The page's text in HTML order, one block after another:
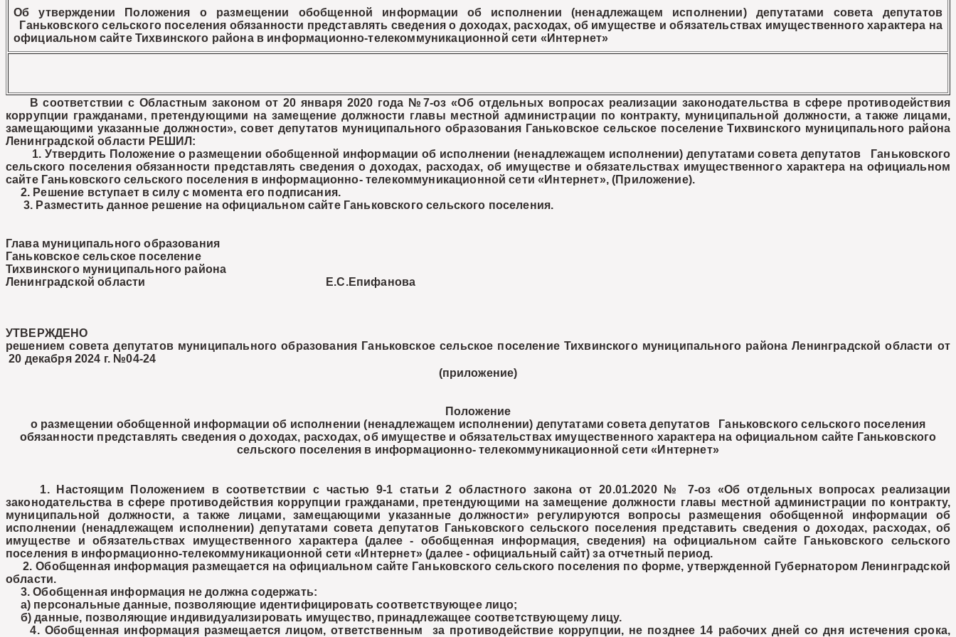
Об утверждении Положения о размещении обобщенной информации об исполнении (ненадлежащем исполнении) депутатами совета депутатов
Ганьковского сельского поселения обязанности представлять сведения о доходах, расходах, об имуществе и обязательствах имущественного характера на
официальном сайте Тихвинского района в информационно-телекоммуникационной сети «Интернет»
В соответствии с Областным законом от 20 января 2020 года №7-оз «Об отдельных вопросах реализации законодательства в сфере противодействия
коррупции гражданами, претендующими на замещение должности главы местной администрации по контракту, муниципальной должности, а также лицами,
замещающими указанные должности», совет депутатов муниципального образования Ганьковское сельское поселение Тихвинского муниципального района
Ленинградской области РЕШИЛ:
1. Утвердить Положение о размещении обобщенной информации об исполнении (ненадлежащем исполнении) депутатами совета депутатов Ганьковского
сельского поселения обязанности представлять сведения о доходах, расходах, об имуществе и обязательствах имущественного характера на официальном
сайте Ганьковского сельского поселения в информационно- телекоммуникационной сети «Интернет», (Приложение).
2. Решение вступает в силу с момента его подписания.
3. Разместить данное решение на официальном сайте Ганьковского сельского поселения.
Глава муниципального образования
Ганьковское сельское поселение
Тихвинского муниципального района
Ленинградской области Е.С.Епифанова
УТВЕРЖДЕНО
решением совета депутатов муниципального образования Ганьковское сельское поселение Тихвинского муниципального района Ленинградской области от
20 декабря 2024 г. №04-24
(приложение)
Положение
о размещении обобщенной информации об исполнении (ненадлежащем исполнении) депутатами совета депутатов Ганьковского сельского поселения
обязанности представлять сведения о доходах, расходах, об имуществе и обязательствах имущественного характера на официальном сайте Ганьковского
сельского поселения в информационно- телекоммуникационной сети «Интернет»
1. Настоящим Положением в соответствии с частью 9-1 статьи 2 областного закона от 20.01.2020 № 7-оз «Об отдельных вопросах реализации
законодательства в сфере противодействия коррупции гражданами, претендующими на замещение должности главы местной администрации по контракту,
муниципальной должности, а также лицами, замещающими указанные должности» регулируются вопросы размещения обобщенной информации об
исполнении (ненадлежащем исполнении) депутатами совета депутатов Ганьковского сельского поселения представить сведения о доходах, расходах, об
имуществе и обязательствах имущественного характера (далее - обобщенная информация, сведения) на официальном сайте Ганьковского сельского
поселения в информационно-телекоммуникационной сети «Интернет» (далее - официальный сайт) за отчетный период.
2. Обобщенная информация размещается на официальном сайте Ганьковского сельского поселения по форме, утвержденной Губернатором Ленинградской
области.
3. Обобщенная информация не должна содержать:
а) персональные данные, позволяющие идентифицировать соответствующее лицо;
б) данные, позволяющие индивидуализировать имущество, принадлежащее соответствующему лицу.
4. Обобщенная информация размещается лицом, ответственным за противодействие коррупции, не позднее 14 рабочих дней со дня истечения срока,